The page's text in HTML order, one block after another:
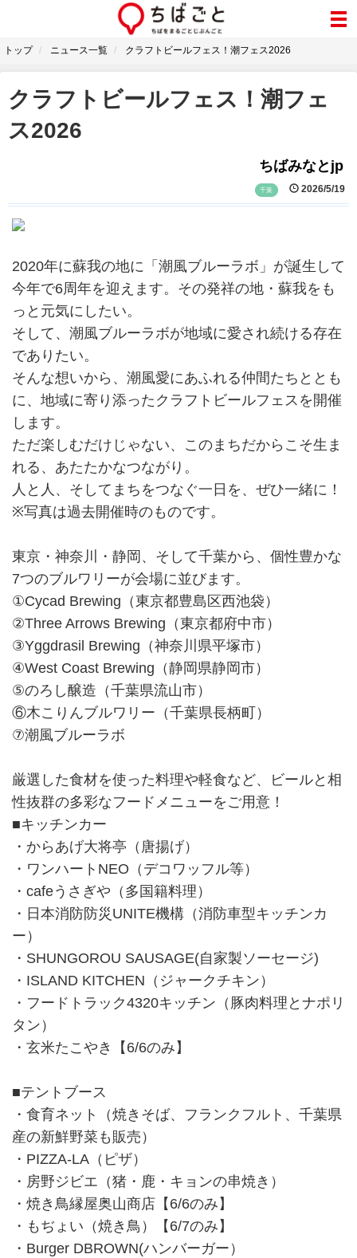
トップ ニュース一覧 クラフトビールフェス！潮フェス2026
クラフトビールフェス！潮フェ
ス2026
ちばみなとjp
千葉 2026/5/19
2020年に蘇我の地に「潮風ブルーラボ」が誕生して
今年で6周年を迎えます。その発祥の地・蘇我をも
っと元気にしたい。
そして、潮風ブルーラボが地域に愛され続ける存在
でありたい。
そんな想いから、潮風愛にあふれる仲間たちととも
に、地域に寄り添ったクラフトビールフェスを開催
します。
ただ楽しむだけじゃない、このまちだからこそ生ま
れる、あたたかなつながり。
人と人、そしてまちをつなぐ一日を、ぜひ一緒に！
※写真は過去開催時のものです。
東京・神奈川・静岡、そして千葉から、個性豊かな
7つのブルワリーが会場に並びます。
①Cycad Brewing（東京都豊島区西池袋）
②Three Arrows Brewing（東京都府中市）
③Yggdrasil Brewing（神奈川県平塚市）
④West Coast Brewing（静岡県静岡市）
⑤のろし醸造（千葉県流山市）
⑥木こりんブルワリー（千葉県長柄町）
⑦潮風ブルーラボ
厳選した食材を使った料理や軽食など、ビールと相
性抜群の多彩なフードメニューをご用意！
■キッチンカー
・からあげ大将亭（唐揚げ）
・ワンハートNEO（デコワッフル等）
・cafeうさぎや（多国籍料理）
・日本消防防災UNITE機構（消防車型キッチンカ
ー）
・SHUNGOROU SAUSAGE(自家製ソーセージ)
・ISLAND KITCHEN（ジャークチキン）
・フードトラック4320キッチン（豚肉料理とナポリ
タン）
・玄米たこやき【6/6のみ】
■テントブース
・食育ネット（焼きそば、フランクフルト、千葉県
産の新鮮野菜も販売）
・PIZZA-LA（ピザ）
・房野ジビエ（猪・鹿・キョンの串焼き）
・焼き鳥縁屋奥山商店【6/6のみ】
・もぢょい（焼き鳥）【6/7のみ】
・Burger DBROWN(ハンバーガー）